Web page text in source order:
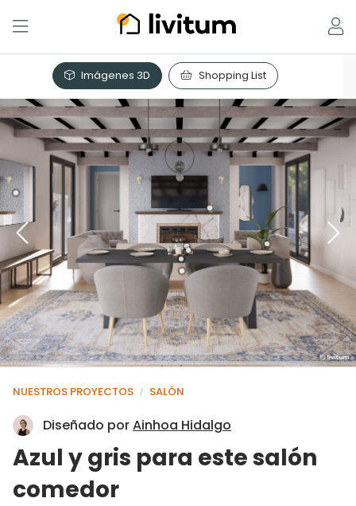
Imágenes 3D Shopping List
NUESTROS PROYECTOS / SALÓN
Diseñado porAinhoa Hidalgo
Azul y gris para este salón
comedor